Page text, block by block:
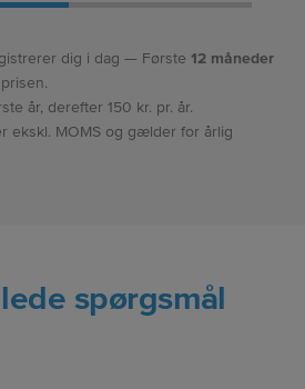
dig i dag — Første 12 måneder
år, derefter 150 kr. pr. år.
ekskl. MOMS og gælder for årlig
spørgsmål